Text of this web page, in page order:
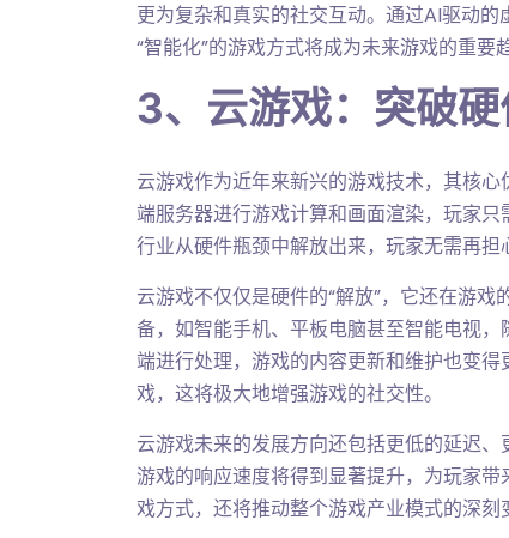
更为复杂和真实的社交互动。通过AI驱动
“智能化”的游戏方式将成为未来游戏的重要
3、云游戏：突破
云游戏作为近年来新兴的游戏技术，其核
端服务器进行游戏计算和画面渲染，玩家
行业从硬件瓶颈中解放出来，玩家无需再担
云游戏不仅仅是硬件的“解放”，它还在游
备，如智能手机、平板电脑甚至智能电视
端进行处理，游戏的内容更新和维护也变
戏，这将极大地增强游戏的社交性。
云游戏未来的发展方向还包括更低的延迟
游戏的响应速度将得到显著提升，为玩家
戏方式，还将推动整个游戏产业模式的深刻